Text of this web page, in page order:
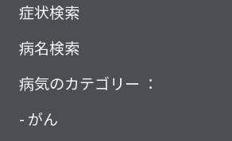
症状検索
病名検索
病気のカテゴリー ：
がん